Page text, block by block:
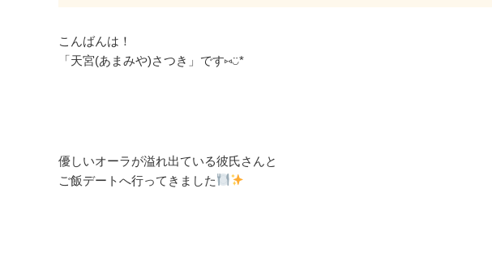
こんばんは！
「天宮(あまみや)さつき」です⑅◡̈*
優しいオーラが溢れ出ている彼氏さんと
ご飯デートへ行ってきました